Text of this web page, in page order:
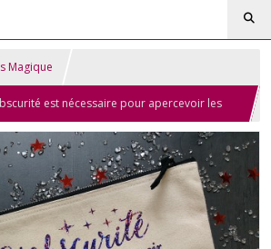
Magique
est nécessaire pour apercevoir les